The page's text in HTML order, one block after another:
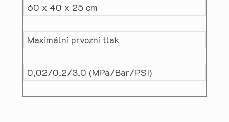
60 x 40 x 25 cm
Maximální prvozní tlak
0,02/0,2/3,0 (MPa/Bar/PSI)